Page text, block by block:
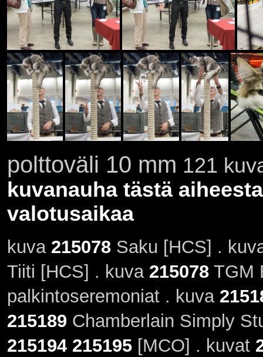
polttoväli 10 mm 121
kuvanauha tästä aiheesta
valotusaikaa
kuva 215078Saku [HCS] .
Tiiti [HCS] . kuva 215078TGM
palkintoseremoniat . kuva
215189 Chamberlain Simply
215194 215195[MCO] . kuvat